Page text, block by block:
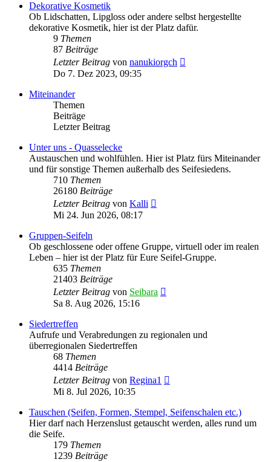
Dekorative Kosmetik
Ob Lidschatten, Lipgloss oder andere selbst hergestellte
dekorative Kosmetik, hier ist der Platz dafür.
9 Themen
87 Beiträge
Letzter Beitrag von nanukiorgch
Do 7. Dez 2023, 09:35
Miteinander
Themen
Beiträge
Letzter Beitrag
Unter uns - Quasselecke
Austauschen und wohlfühlen. Hier ist Platz fürs Miteinander
und für sonstige Themen außerhalb des Seifesiedens.
710 Themen
26180 Beiträge
Letzter Beitrag von Kalli
Mi 24. Jun 2026, 08:17
Gruppen-Seifeln
Ob geschlossene oder offene Gruppe, virtuell oder im realen
Leben – hier ist der Platz für Eure Seifel-Gruppe.
635 Themen
21403 Beiträge
Letzter Beitrag von Seibara
Sa 8. Aug 2026, 15:16
Siedertreffen
Aufrufe und Verabredungen zu regionalen und
überregionalen Siedertreffen
68 Themen
4414 Beiträge
Letzter Beitrag von Regina1
Mi 8. Jul 2026, 10:35
Tauschen (Seifen, Formen, Stempel, Seifenschalen etc.)
Hier darf nach Herzenslust getauscht werden, alles rund um
die Seife.
179 Themen
1239 Beiträge